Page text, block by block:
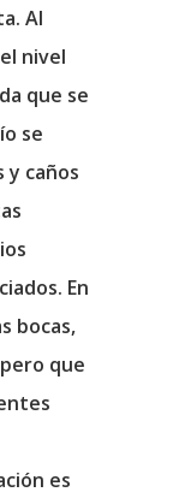
Al
nivel
que se
se
y caños
En
bocas,
que
es